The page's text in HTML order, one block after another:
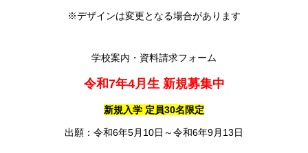
※デザインは変更となる場合があります
学校案内・資料請求フォーム
令和7年4月生 新規募集中
新規入学 定員30名限定
出願：令和6年5月10日～令和6年9月13日